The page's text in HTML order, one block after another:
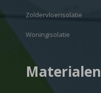
Zoldervloerisolatie
Woningisolatie
Materialen